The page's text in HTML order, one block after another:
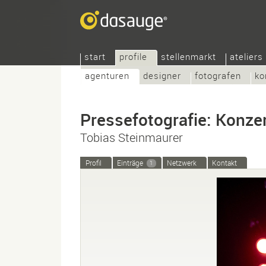
start
profile
agenturen
designer fotografen
stellenmarkt ateliers
Pressefotografie:
Tobias Steinmaurer
Profil Einträge 1 Netzwerk Kontakt